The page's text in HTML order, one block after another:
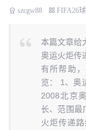
szcgw88 FIFA26
本篇文章给
奥运火炬传
有所帮助
览： 1、奥
2008北京
长、范围最
火炬传递